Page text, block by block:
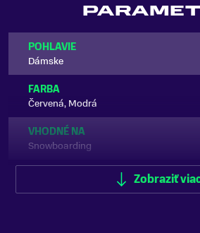
POHLAVIE
Dámske
FARBA
Červená, Modrá
VHODNÉ NA
Snowboarding
Zobraziť